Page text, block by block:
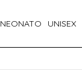
NEONATO UNISEX